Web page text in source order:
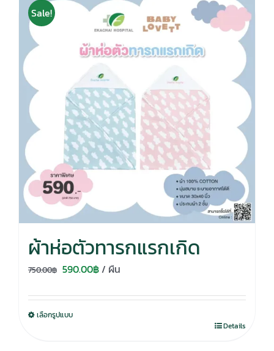
Sale!
ผ้าห่อตัวทารกแรกเกิด
750.00฿ Original
was:
750.00฿.
590.00฿Current
is:
/ ผืน
เลือกรูปแบบ
Details